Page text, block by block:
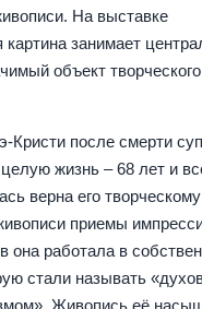
На выставке
картина занимает
объект
после смерти
жизнь – 68 лет и
верна его
приемы
она работала в
стали называть